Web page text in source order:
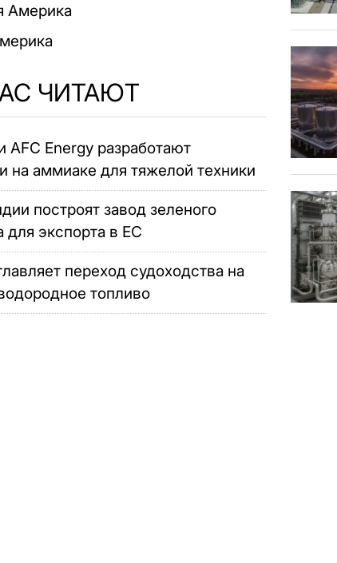
Америка
ЧИТАЮТ
AFC Energy разработают
на аммиаке для тяжелой техники
построят завод зеленого
для экспорта в ЕС
переход судоходства на
топливо